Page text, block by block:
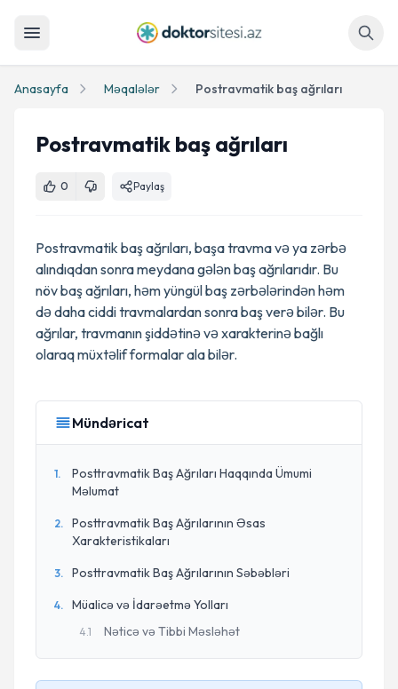
Anasayfa Məqalələr Postravmatik baş ağrıları
Postravmatik baş ağrıları
0 Paylaş
Postravmatik baş ağrıları, başa travma və ya zərbə
alındıqdan sonra meydana gələn baş ağrılarıdır. Bu
növ baş ağrıları, həm yüngül baş zərbələrindən həm
də daha ciddi travmalardan sonra baş verə bilər. Bu
ağrılar, travmanın şiddətinə və xarakterinə bağlı
olaraq müxtəlif formalar ala bilər.
Mündəricat
1.
Posttravmatik Baş Ağrıları Haqqında Ümumi
Məlumat
2.
Posttravmatik Baş Ağrılarının Əsas
Xarakteristikaları
3. Posttravmatik Baş Ağrılarının Səbəbləri
4. Müalicə və İdarəetmə Yolları
4.1 Nəticə və Tibbi Məsləhət